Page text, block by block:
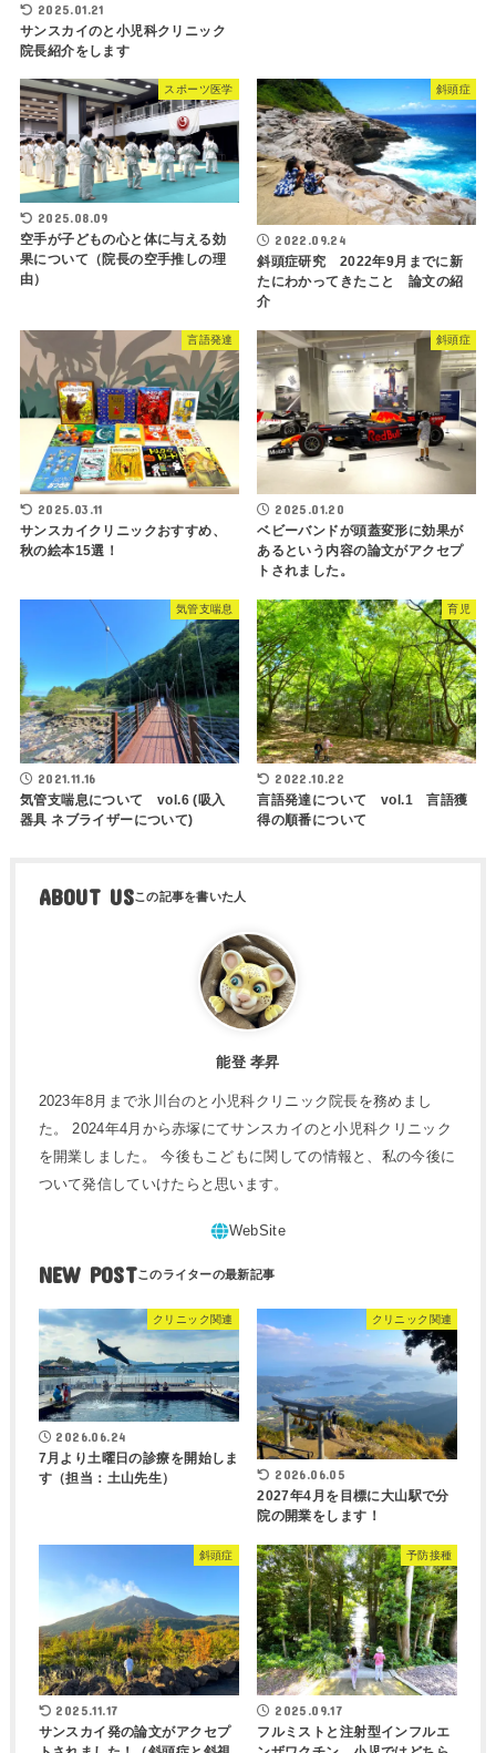
2025.01.21
サンスカイのと小児科クリニック
院長紹介をします
スポーツ医学
2025.08.09
空手が子どもの心と体に与える効
果について（院長の空手推しの理
由）
斜頭症
2022.09.24
斜頭症研究 2022年9月までに新
たにわかってきたこと 論文の紹
介
言語発達
2025.03.11
サンスカイクリニックおすすめ、
秋の絵本15選！
斜頭症
2025.01.20
ベビーバンドが頭蓋変形に効果が
あるという内容の論文がアクセプ
トされました。
気管支喘息
2021.11.16
気管支喘息について vol.6 (吸入
器具 ネブライザーについて)
育児
2022.10.22
言語発達について vol.1 言語獲
得の順番について
ABOUT US
能登 孝昇
2023年8月まで氷川台のと小児科クリニック院長を務めまし
た。 2024年4月から赤塚にてサンスカイのと小児科クリニック
を開業しました。 今後もこどもに関しての情報と、私の今後に
ついて発信していけたらと思います。
NEW POST
クリニック関連
2026.06.24
7月より土曜日の診療を開始しま
す（担当：土山先生）
クリニック関連
2026.06.05
2027年4月を目標に大山駅で分
院の開業をします！
斜頭症
2025.11.17
サンスカイ発の論文がアクセプ
予防接種
2025.09.17
フルミストと注射型インフルエ